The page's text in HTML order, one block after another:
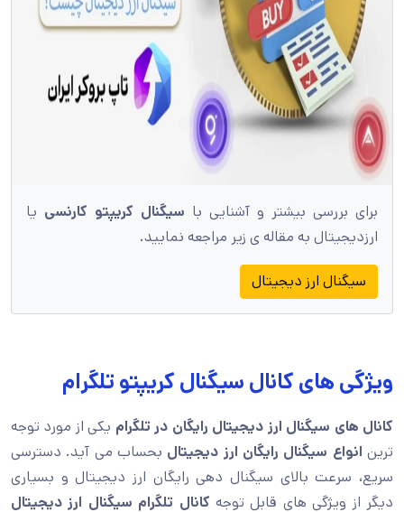
برای بررسی بیشتر و آشنایی با سیگنال کریپتو کارنسی یا
ارزدیجیتال به مقاله ی زیر مراجعه نمایید.
سیگنال ارز دیجیتال
ویژگی های کانال سیگنال کریپتو تلگرام
کانال های سیگنال ارز دیجیتال رایگان در تلگرام یکی از مورد توجه
ترین انواع سیگنال رایگان ارز دیجیتال بحساب می آید. دسترسی
سریع، سرعت بالای سیگنال دهی رایگان ارز دیجیتال و بسیاری
دیگر از ویژگی های قابل توجه کانال تلگرام سیگنال ارز دیجیتال